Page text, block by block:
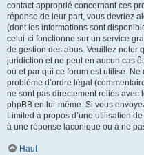
contact approprié concernant ces
réponse de leur part, vous devriez
(dont les informations sont
celui-ci fonctionne sur un service
de gestion des abus. Veuillez noter
juridiction et ne peut en aucun cas
où et par qui ce forum est utilisé.
problème d’ordre légal
ne sont pas directement reliés avec
phpBB en lui-même. Si vous
Limited à propos d’une utilisation
à une réponse laconique ou à ne
Haut